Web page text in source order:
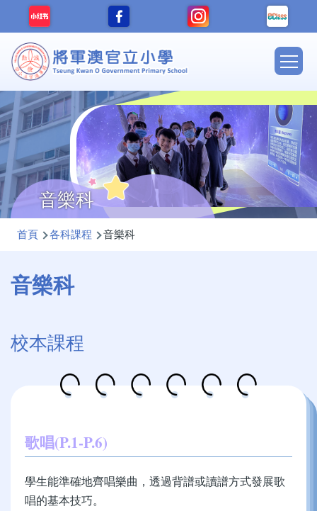
移至主內容
Main
音樂科
導
連
結
首頁 各科課程 音樂科
音樂科
校本課程
歌唱(P.1-P.6)
學生能準確地齊唱樂曲，透過背譜或讀譜方式發展歌
唱的基本技巧。